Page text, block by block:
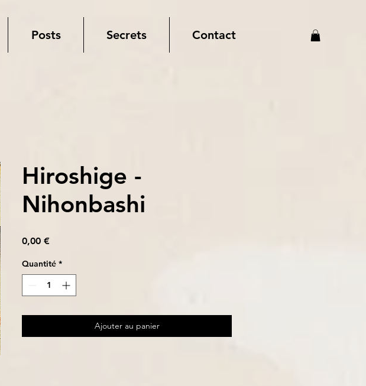
Posts Secrets Contact
Hiroshige -
Nihonbashi
0,00 €Prix
Quantité *
Ajouter au panier